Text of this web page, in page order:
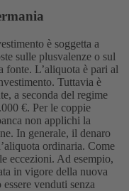
è soggetta a
sulle plusvalenze o sul
fonte. L’aliquota è pari al
Tuttavia è
a seconda del regime
€. Per le coppie
non applichi la
In generale, il denaro
ordinaria. Come
eccezioni. Ad esempio,
in vigore della nuova
venduti senza